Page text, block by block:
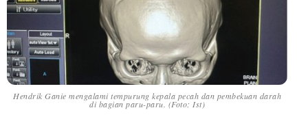
Hendrik Ganie mengalami tempurung kepala pecah dan pembekuan darah
di bagian paru-paru. (Foto: Ist)